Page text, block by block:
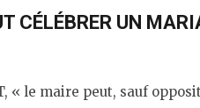
CÉLÉBRER UN
« le maire peut, sauf